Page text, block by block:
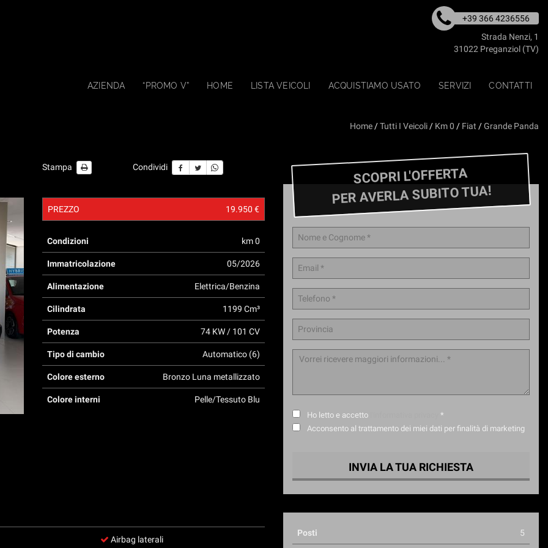
+39 366 4236556
Strada Nenzi, 1
31022 Preganziol (TV)
AZIENDA “PROMO V” HOME LISTA VEICOLI ACQUISTIAMO USATO SERVIZI CONTATTI
Home /Tutti I Veicoli / Km 0 / Fiat /Grande Panda
Stampa Condividi
PREZZO 19.950 €
Condizioni km 0
Immatricolazione 05/2026
Alimentazione Elettrica/Benzina
Cilindrata 1199 Cm³
Potenza 74 KW / 101 CV
Tipo di cambio Automatico (6)
Colore esterno Bronzo Luna metallizzato
Colore interni Pelle/Tessuto Blu
SCOPRI L'OFFERTA
PER AVERLA SUBITO TUA!
Ho letto e accetto
*
Acconsento al trattamento dei miei dati per finalità di marketing
INVIA LA TUA RICHIESTA
Airbag laterali
Posti 5